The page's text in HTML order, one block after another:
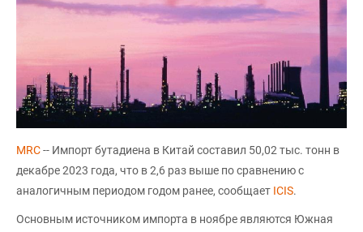
MRC-- Импорт бутадиена в Китай составил 50,02 тыс. тонн в
декабре 2023 года, что в 2,6 раз выше по сравнению с
аналогичным периодом годом ранее, сообщает ICIS.
Основным источником импорта в ноябре являются Южная